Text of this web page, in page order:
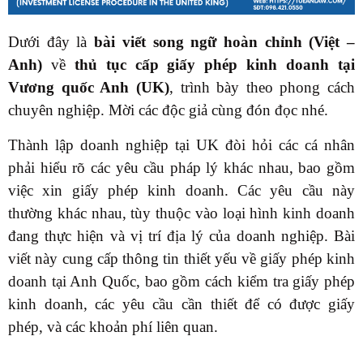
Dưới đây làbài viết song ngữ hoàn chỉnh (Việt –
Anh) về thủ tục cấp giấy phép kinh doanh tại
Vương quốc Anh (UK), trình bày theo phong cách
chuyên nghiệp. Mời các độc giả cùng đón đọc nhé.
Thành lập doanh nghiệp tại UK đòi hỏi các cá nhân
phải hiểu rõ các yêu cầu pháp lý khác nhau, bao gồm
việc xin giấy phép kinh doanh. Các yêu cầu này
thường khác nhau, tùy thuộc vào loại hình kinh doanh
đang thực hiện và vị trí địa lý của doanh nghiệp. Bài
viết này cung cấp thông tin thiết yếu về giấy phép kinh
doanh tại Anh Quốc, bao gồm cách kiểm tra giấy phép
kinh doanh, các yêu cầu cần thiết để có được giấy
phép, và các khoản phí liên quan.